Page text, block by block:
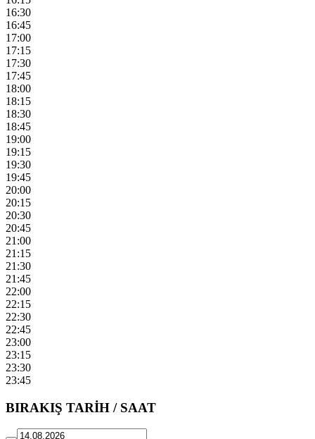
16:30
16:45
17:00
17:15
17:30
17:45
18:00
18:15
18:30
18:45
19:00
19:15
19:30
19:45
20:00
20:15
20:30
20:45
21:00
21:15
21:30
21:45
22:00
22:15
22:30
22:45
23:00
23:15
23:30
23:45
BIRAKIŞ TARİH / SAAT